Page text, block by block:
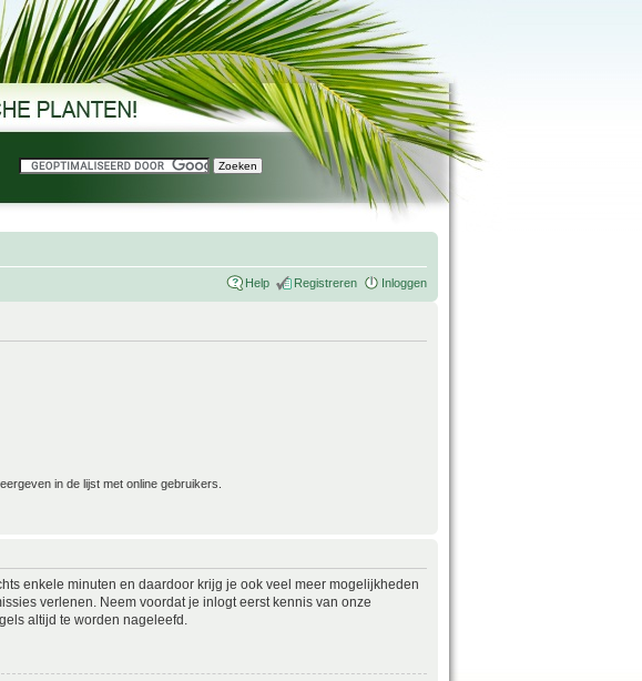
Help Registreren Inloggen
in de lijst met online gebruikers.
enkele minuten en daardoor krijg je ook veel meer mogelijkheden
verlenen. Neem voordat je inlogt eerst kennis van onze
altijd te worden nageleefd.